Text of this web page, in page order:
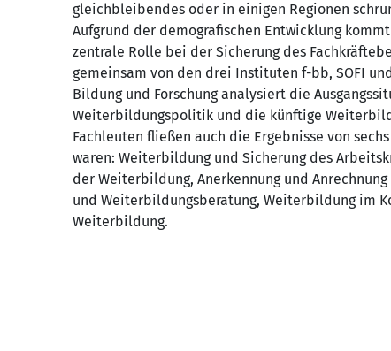
gleichbleibendes oder in einigen Regionen
Aufgrund der demografischen Entwicklung
zentrale Rolle bei der Sicherung des
gemeinsam von den drei Instituten f-bb, SOFI
Bildung und Forschung analysiert die
Weiterbildungspolitik und die künftige
Fachleuten fließen auch die Ergebnisse von
waren: Weiterbildung und Sicherung des
der Weiterbildung, Anerkennung und
und Weiterbildungsberatung, Weiterbildung im
Weiterbildung.